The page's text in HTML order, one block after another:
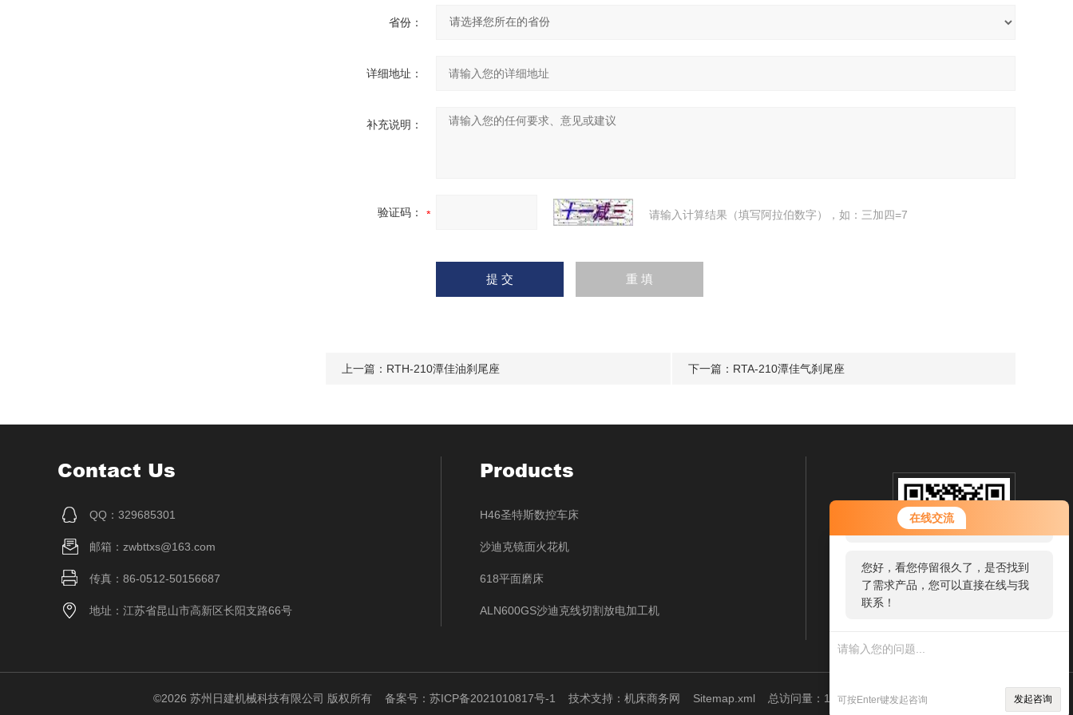
在线交流
您好！欢迎前来咨询，很高兴为您
服务，请问您要咨询什么问题呢？
您好，看您停留很久了，是否找到
了需求产品，您可以直接在线与我
联系！
可按Enter键发起咨询 发起咨询
省份：
详细地址：
补充说明：
验证码： 请输入计算结果（填写阿拉伯数字），如：三加四=7
上一篇： RTH-210潭佳油刹尾座 下一篇： RTA-210潭佳气刹尾座
Contact Us
QQ：329685301
邮箱：zwbttxs@163.com
传真：86-0512-50156687
地址：江苏省昆山市高新区长阳支路66号
Products
H46圣特斯数控车床
沙迪克镜面火花机
618平面磨床
ALN600GS沙迪克线切割放电加工机
©2026 苏州日建机械科技有限公司 版权所有 备案号：苏ICP备2021010817号-1 技术支持： 机床商务网 Sitemap.xml 总访问量：115389管理登陆